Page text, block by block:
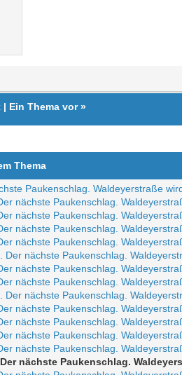
| Ein Thema vor»
Thema
Paukenschlag. Waldeyerstraße
nächste Paukenschlag.
nächste Paukenschlag.
nächste Paukenschlag.
nächste Paukenschlag.
Der nächste Paukenschlag.
nächste Paukenschlag.
nächste Paukenschlag.
Der nächste Paukenschlag.
nächste Paukenschlag.
nächste Paukenschlag.
nächste Paukenschlag.
nächste Paukenschlag.
nächste Paukenschlag.